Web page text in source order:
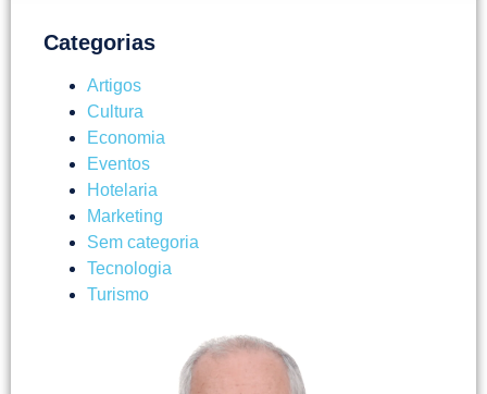
Categorias
Artigos
Cultura
Economia
Eventos
Hotelaria
Marketing
Sem categoria
Tecnologia
Turismo